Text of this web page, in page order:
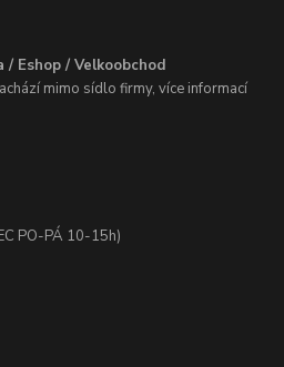
/ Eshop / Velkoobchod
mimo sídlo firmy, více informací
PO-PÁ 10-15h)